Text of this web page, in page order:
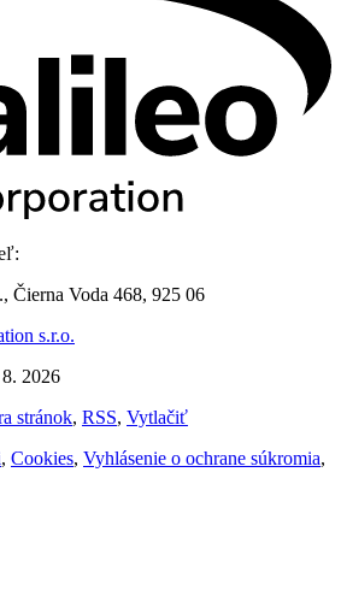
Čierna Voda 468, 925 06
s.r.o.
2026
stránok, RSS, Vytlačiť
, Cookies, Vyhlásenie o ochrane súkromia,